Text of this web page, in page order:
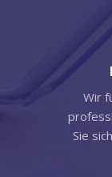
Wir
Sie